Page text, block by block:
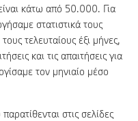
κάτω από 50.000. Για
στατιστικά τους
τελευταίους έξι μήνες,
και τις απαιτήσεις για
τον μηνιαίο μέσο
στις σελίδες